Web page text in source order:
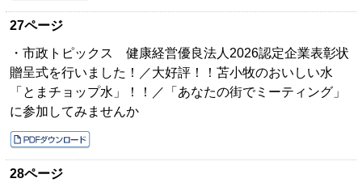
27ページ
・市政トピックス 健康経営優良法人2026認定企業表彰状
贈呈式を行いました！／大好評！！苫小牧のおいしい水
「とまチョップ水」！！／「あなたの街でミーティング」
に参加してみませんか
28ページ